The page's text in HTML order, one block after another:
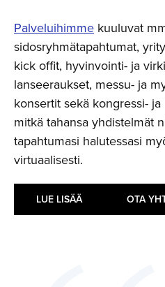
Palveluihimme kuuluvat
sidosryhmätapahtumat,
kick offit, hyvinvointi- ja
lanseeraukset, messu- ja
konsertit sekä kongressi-
mitkä tahansa yhdistelmät
tapahtumasi halutessasi
virtuaalisesti.
LUE LISÄÄ OTA